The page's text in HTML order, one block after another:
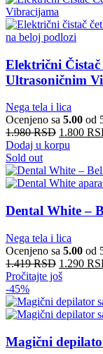
Električni Čistač
Ultrasoničnim
Nega tela i lica
Ocenjeno sa 5.00 od
1.980RSD 1.800
Dodaj u korpu
Sold out
Dental White –
Nega tela i lica
Ocenjeno sa 5.00 od
1.419RSD 1.290
Pročitajte još
-45%
Magični